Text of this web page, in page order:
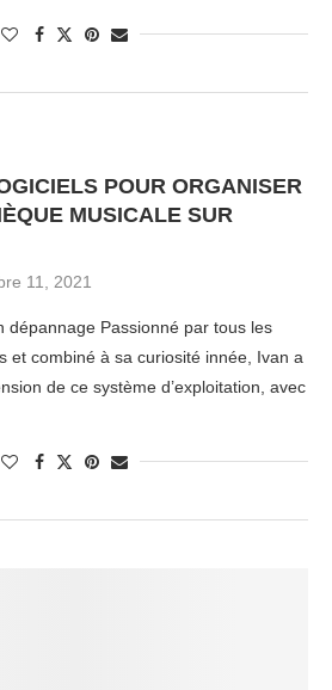
POUR ORGANISER
MUSICALE SUR
11, 2021
dépannage Passionné par tous les
et combiné à sa curiosité innée, Ivan a
de ce système d’exploitation, avec